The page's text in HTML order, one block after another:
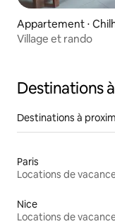
Appartement ⋅
Village et rando
Destinations
Destinations à
Paris
Locations de
Nice
Locations de